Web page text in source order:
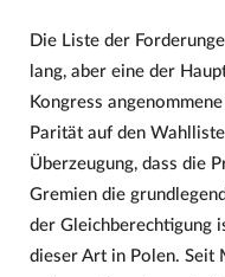
Die Liste der
lang, aber eine der
Kongress
Parität auf den
Überzeugung, dass die
Gremien die
der Gleichberechtigung
dieser Art in Polen. Seit